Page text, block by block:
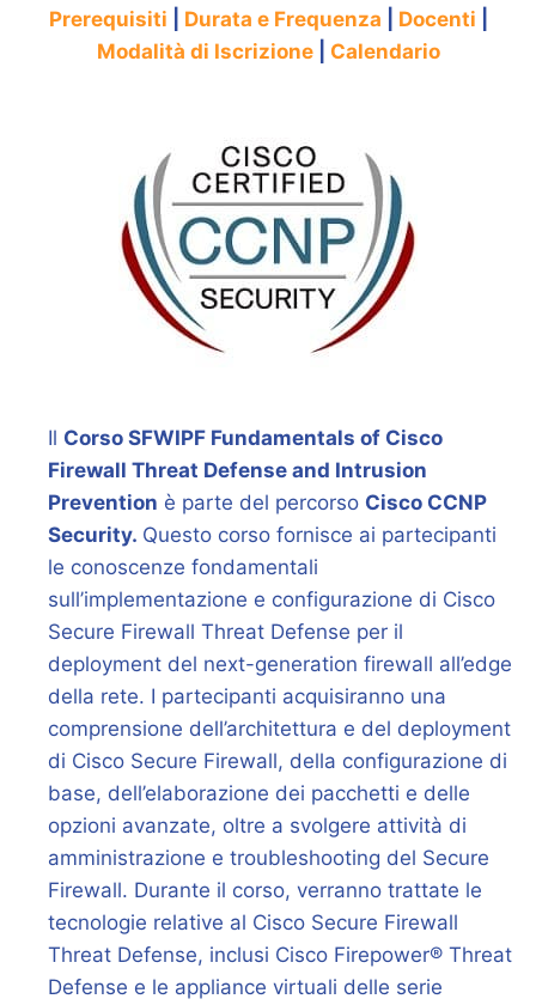
Prerequisiti
Durata e Frequenza Docenti
Modalità di Iscrizione
Calendario
Il Corso SFWIPF Fundamentals of Cisco
Firewall Threat Defense and Intrusion
Prevention è parte del percorso Cisco CCNP
Security. Questo corso fornisce ai partecipanti
le conoscenze fondamentali
sull’implementazione e configurazione di Cisco
Secure Firewall Threat Defense per il
deployment del next-generation firewall all’edge
della rete. I partecipanti acquisiranno una
comprensione dell’architettura e del deployment
di Cisco Secure Firewall, della configurazione di
base, dell’elaborazione dei pacchetti e delle
opzioni avanzate, oltre a svolgere attività di
amministrazione e troubleshooting del Secure
Firewall. Durante il corso, verranno trattate le
tecnologie relative al Cisco Secure Firewall
Threat Defense, inclusi Cisco Firepower® Threat
Defense e le appliance virtuali delle serie